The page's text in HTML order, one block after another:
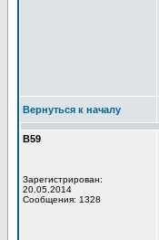
Вернуться к началу
В59
Зарегистрирован:
20.05.2014
Сообщения: 1328